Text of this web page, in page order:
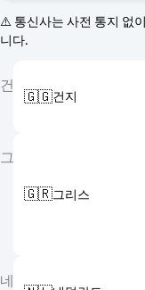
⚠️ 통신사는 사전 통지 없
니다.
건
🇬🇬건지
그
🇬🇷그리스
네